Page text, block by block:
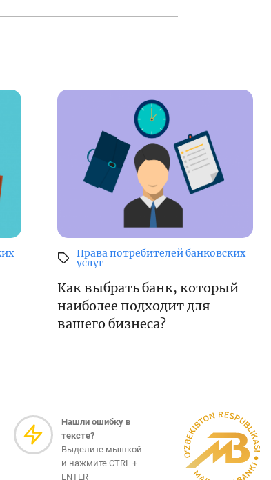
Права потребителей банковских
услуг
Как выбрать банк, который
наиболее подходит для
вашего бизнеса?
Нашли ошибку в
тексте?
Выделите мышкой
и нажмите CTRL +
ENTER